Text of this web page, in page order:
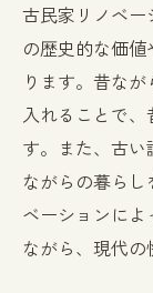
古民家リノベ
の歴史的な価
ります。昔な
入れることで
す。また、古
ながらの暮ら
ベーションに
ながら、現代の